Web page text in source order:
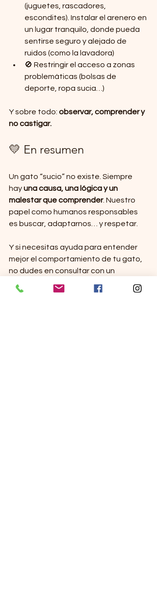
(juguetes, rascadores,
escondites). Instalar el arenero en
un lugar tranquilo, donde pueda
sentirse seguro y alejado de
ruidos (como la lavadora)
🚫 Restringir el acceso a zonas
problemáticas (bolsas de
deporte, ropa sucia…)
Y sobre todo: observar, comprender y
no castigar.
💛 En resumen
Un gato “sucio” no existe. Siempre
hay una causa, una lógica y un
malestar que comprender. Nuestro
papel como humanos responsables
es buscar, adaptarnos… y respetar.
Y si necesitas ayuda para entender
mejor el comportamiento de tu gato,
no dudes en consultar con un
profesional del comportamiento
felino 🐾